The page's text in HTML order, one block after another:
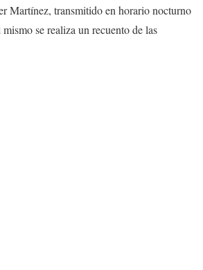
Martínez, transmitido en horario nocturno
se realiza un recuento de las